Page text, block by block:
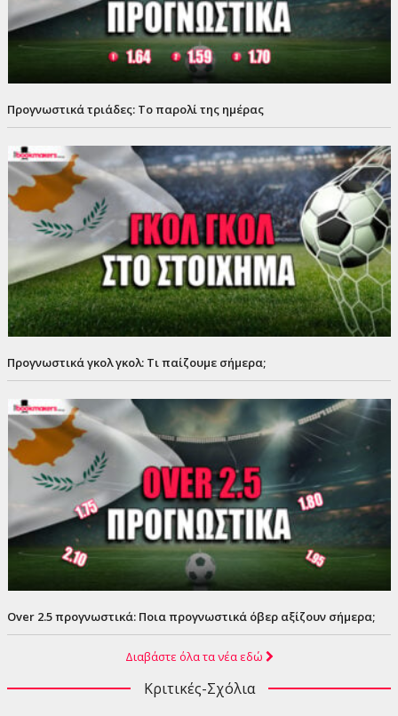
Προγνωστικά τριάδες: Το παρολί της ημέρας
Προγνωστικά γκολ γκολ: Τι παίζουμε σήμερα;
Over 2.5 προγνωστικά: Ποια προγνωστικά όβερ αξίζουν σήμερα;
Διαβάστε όλα τα νέα εδώ
Κριτικές-Σχόλια